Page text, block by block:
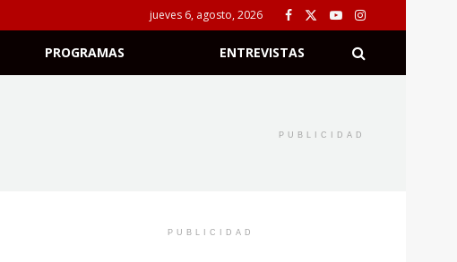
jueves 6, agosto, 2026
PROGRAMAS ENTREVISTAS
PUBLICIDAD
PUBLICIDAD